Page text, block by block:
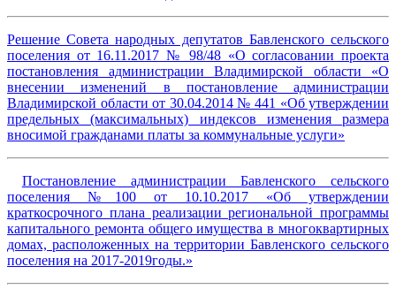
Решение Совета народных депутатов Бавленского сельского
поселения от 16.11.2017 № 98/48 «О согласовании проекта
постановления администрации Владимирской области «О
внесении изменений в постановление администрации
Владимирской области от 30.04.2014 № 441 «Об утверждении
предельных (максимальных) индексов изменения размера
вносимой гражданами платы за коммунальные услуги»
Постановление администрации Бавленского сельского
поселения №100 от 10.10.2017 «Об утверждении
краткосрочного плана реализации региональной программы
капитального ремонта общего имущества в многоквартирных
домах, расположенных на территории Бавленского сельского
поселения на 2017-2019годы.»